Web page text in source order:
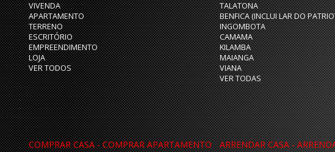
VIVENDA
APARTAMENTO
TERRENO
ESCRITÓRIO
EMPREENDIMENTO
LOJA
VER TODOS
TALATONA
BENFICA (INCLUI LAR DO
INGOMBOTA
CAMAMA
KILAMBA
MAIANGA
VIANA
VER TODAS
COMPRAR CASA - COMPRAR APARTAMENTO ARRENDAR CASA -